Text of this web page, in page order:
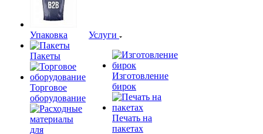
Упаковка
Пакеты
Торговое
оборудование
Услуги
Изготовление
бирок
Печать на
пакетах